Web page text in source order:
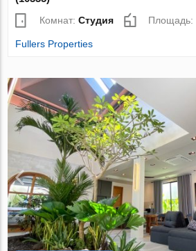
Комнат:Студия Площадь:
Fullers Properties